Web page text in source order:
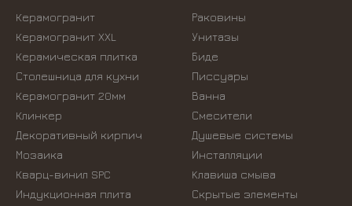
Керамогранит
Керамогранит XXL
Керамическая плитка
Столешница для кухни
Керамогранит 20мм
Клинкер
Декоративный кирпич
Мозаика
Кварц-винил SPC
Индукционная плита
Раковины
Унитазы
Биде
Писсуары
Ванна
Смесители
Душевые системы
Инсталляции
Kлавиша смыва
Скрытые элементы